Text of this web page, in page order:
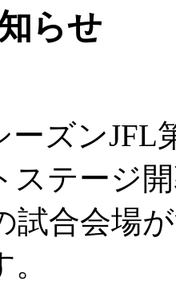
らせ
ーズン
ステージ
試合会場